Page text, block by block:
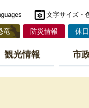
文字サイズ・
竜 防災情報 休
観光情報 市